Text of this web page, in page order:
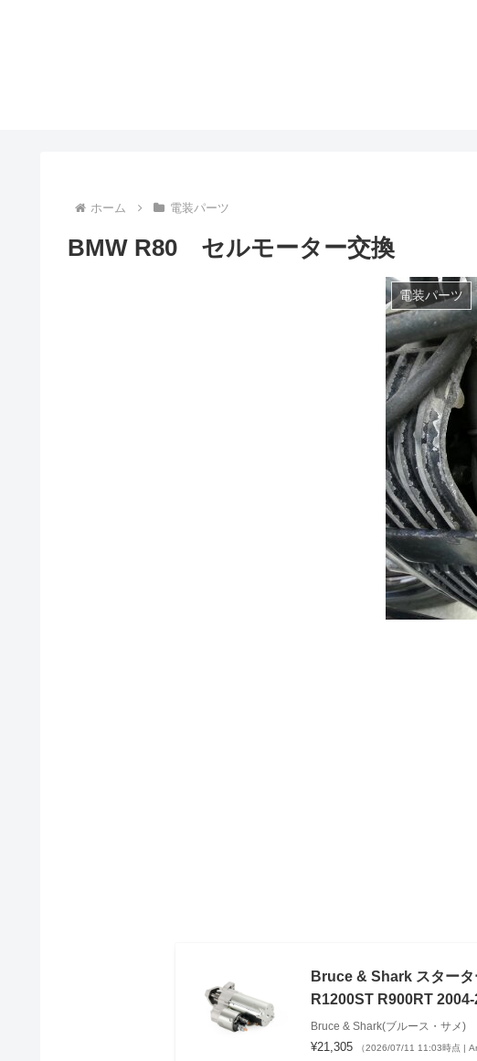
ホーム 電装パーツ
BMW R80 セルモーター交換
電装パーツ
Bruce & Shark スター
R1200ST R900RT
Bruce & Shark(ブルース・サメ)
¥21,305 （2026/07/11 11:03時点 |